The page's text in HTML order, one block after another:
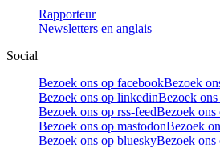
Rapporteur
Newsletters en anglais
Social
Bezoek ons op facebookBezoek
Bezoek ons op linkedinBezoek
Bezoek ons op rss-feedBezoek ons
Bezoek ons op mastodonBezoek
Bezoek ons op blueskyBezoek ons